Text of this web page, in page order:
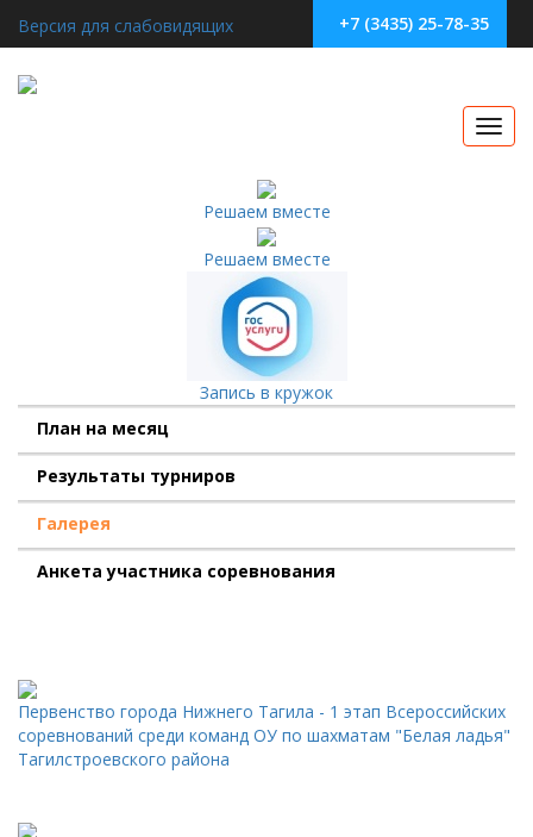
Версия для слабовидящих +7 (3435) 25-78-35
Решаем вместе
Решаем вместе
Запись в кружок
План на месяц
Результаты турниров
Галерея
Анкета участника соревнования
Первенство города Нижнего Тагила - 1 этап Всероссийских
соревнований среди команд ОУ по шахматам "Белая ладья"
Тагилстроевского района